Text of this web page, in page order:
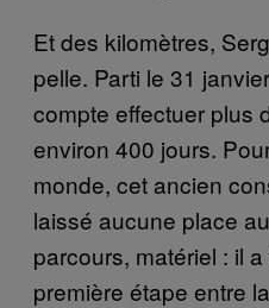
Et des kilomètres,
pelle. Parti le 31
compte effectuer plus
environ 400 jours.
monde, cet ancien
laissé aucune place
parcours, matériel : il
première étape entre